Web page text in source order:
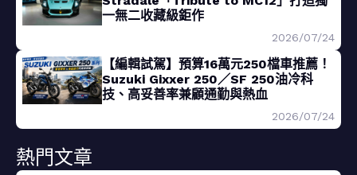
一無二收藏級鉅作
2026/07/24
【編輯試駕】預算16萬元250檔車推薦！
Suzuki Gixxer 250／SF 250油冷科
技、高妥善率兼顧通勤與熱血
2026/07/24
熱門文章